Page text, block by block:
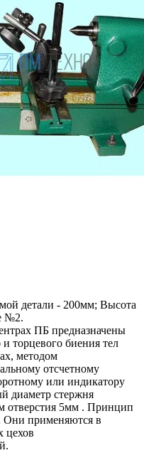
детали - 200мм; Высота
№2.
ПБ предназначены
и торцевого биения тел
методом
отсчетному
или индикатору
диаметр стержня
отверстия 5мм . Принцип
Они применяются в
цехов